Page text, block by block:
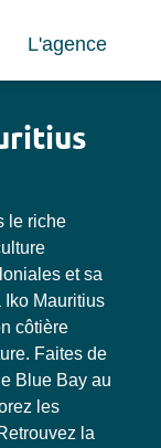
L'agence
le riche
et sa
Iko Mauritius
côtière
Faites de
Blue Bay au
les
la